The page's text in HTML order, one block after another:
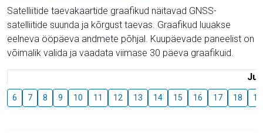
Satelliitide taevakaartide graafikud näitavad GNSS-
satelliitide suunda ja kõrgust taevas. Graafikud luuakse
eelneva ööpäeva andmete põhjal. Kuupäevade paneelist on
võimalik valida ja vaadata viimase 30 päeva graafikuid.
6 7 8 9 10 11 12 13 14 15 16 17 18 19